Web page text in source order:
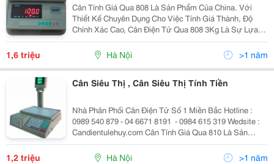
Cân Tính Giá Qua 808 Là Sản Phẩm Của China. Với
Thiết Kế Chuyên Dụng Cho Việc Tính Giá Thành, Độ
Chính Xác Cao, Cân Điện Tử Qua 808 3Kg Là Sự Lựa
Chọn Hàng Đầu Cho Các Hộ Kinh Doanh, Siêu Thị, Tạp
Hóa&Hellip; Đặc Điểm Nổi Bật: Thiết Kế Chắc
1,6 triệu Hà Nội >1 năm
Cân Siêu Thị , Cân Siêu Thị Tính Tiền
Nhà Phân Phối Cân Điện Tử Số 1 Miền Bắc Hotline :
0989 540 879 - 04 6671 8191 ​ - 0984 615 319 Wedsite :
Candientulehuy.com Cân Tính Giá Qua 810 Là Sản
Phẩm Của China. Với Thiết Kế Chuyên Dụng Cho Việc
Tính Giá Thành, Độ Chính X
1,2 triệu Hà Nội >1 năm